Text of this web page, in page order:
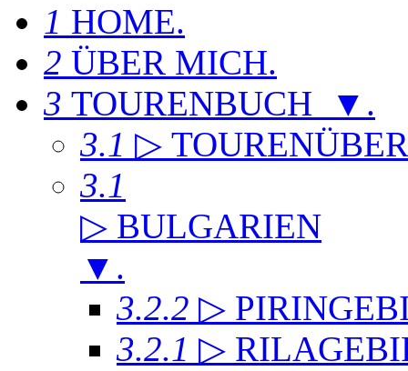
1 HOME.
2 ÜBER MICH.
3 TOURENBUCH ▼ .
3.1 ▷
3.1
▷ BULGARIEN
▼ .
3.2.2 ▷
3.2.1 ▷